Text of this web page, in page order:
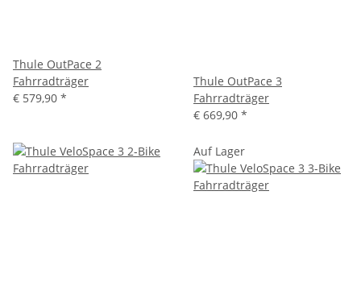
Thule OutPace 2
Fahrradträger
€ 579,90 *
Thule OutPace 3
Fahrradträger
€ 669,90 *
Auf Lager